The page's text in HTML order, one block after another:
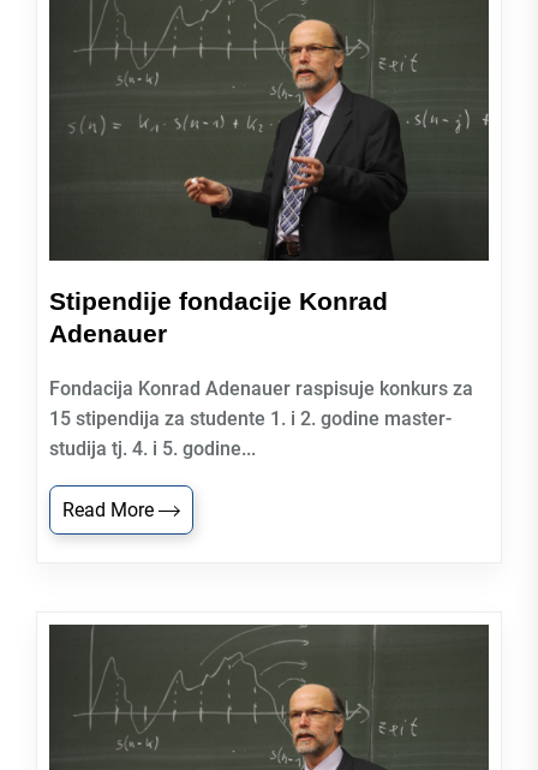
Stipendije fondacije Konrad
Adenauer
Fondacija Konrad Adenauer raspisuje konkurs za
15 stipendija za studente 1. i 2. godine master-
studija tj. 4. i 5. godine...
Read More